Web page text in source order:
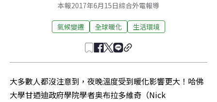
本報2017年6月15日綜合外電報導
氣候變遷 全球暖化 生活環境
大多數人都沒注意到，夜晚溫度受到暖化影響更大！哈佛
大學甘迺迪政府學院學者奥布拉多維奇（Nick